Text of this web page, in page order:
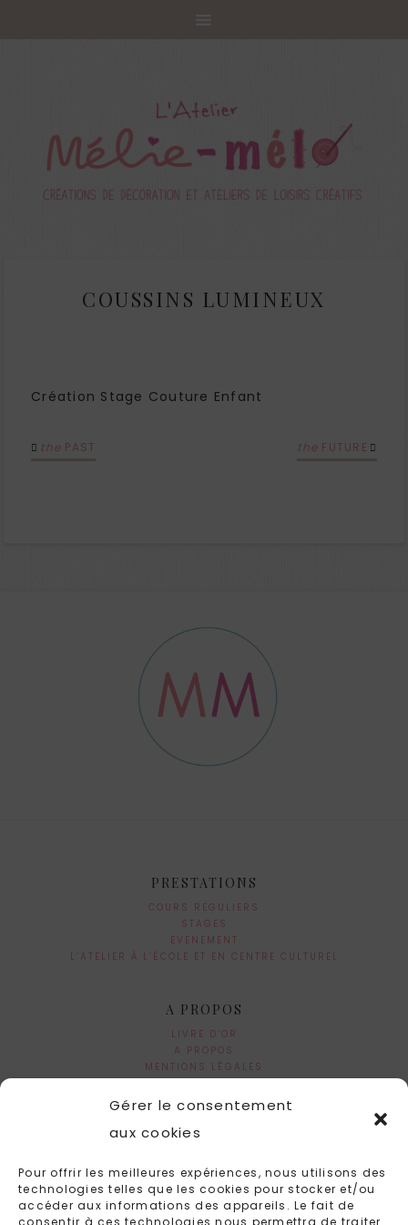
Gérer le consentement
aux cookies
Pour offrir les meilleures expériences, nous utilisons des
technologies telles que les cookies pour stocker et/ou
accéder aux informations des appareils. Le fait de
consentir à ces technologies nous permettra de traiter
COUSSINS LUMINEUX
Création Stage Couture Enfant
the PAST the FUTURE
PRESTATIONS
COURS REGULIERS
STAGES
EVENEMENT
L’ATELIER À L’ÉCOLE ET EN CENTRE CULTUREL
A PROPOS
LIVRE D’OR
A PROPOS
MENTIONS LÉGALES
RECEVEZ LA NEWSLETTER DE L'ATELIER DIRECTEMENT